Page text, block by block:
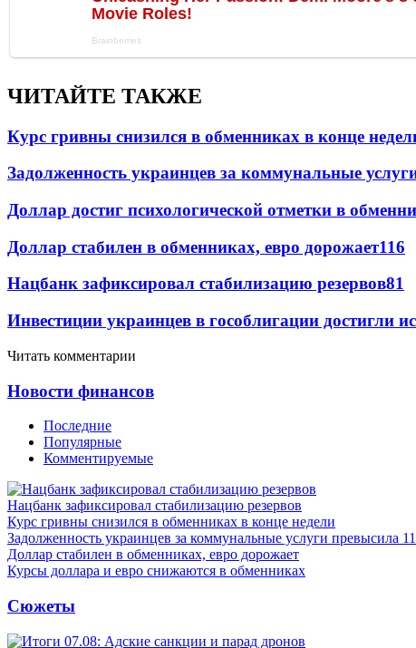
ЧИТАЙТЕ ТАКЖЕ
Курс гривны снизился в обменниках в конце
Задолженность украинцев за коммунальные
Доллар достиг психологической отметки в
Доллар стабилен в обменниках, евро дорожает116
Нацбанк зафиксировал стабилизацию резервов81
Инвестиции украинцев в гособлигации достигли
Читать комментарии
Новости финансов
Последние
Популярные
Комментируемые
Нацбанк зафиксировал стабилизацию резервов
Курс гривны снизился в обменниках в конце недели
Задолженность украинцев за коммунальные услуги превысила
Доллар стабилен в обменниках, евро дорожает
Курсы доллара и евро снижаются в обменниках
Сюжеты